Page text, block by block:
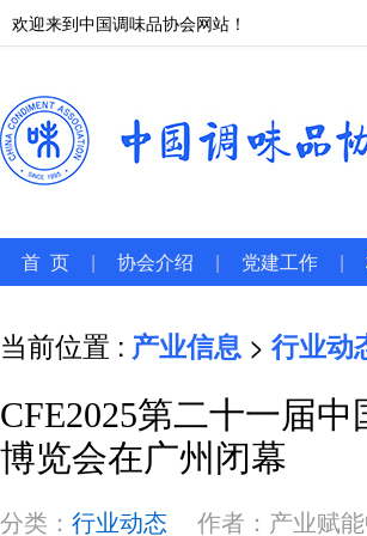
欢迎来到中国调味品协会网站！
首 页 | 协会介绍 | 党建工作 |
当前位置 : 产业信息 > 行业动
CFE2025第二十一届
博览会在广州闭幕
分类： 行业动态 作者：产业赋